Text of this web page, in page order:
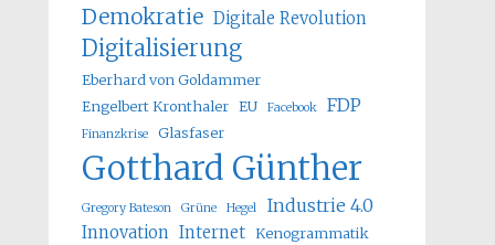
Demokratie Digitale Revolution
Digitalisierung
Eberhard von Goldammer
Engelbert Kronthaler EU Facebook FDP
Finanzkrise Glasfaser
Gotthard Günther
Gregory Bateson Grüne Hegel Industrie 4.0
Innovation Internet Kenogrammatik